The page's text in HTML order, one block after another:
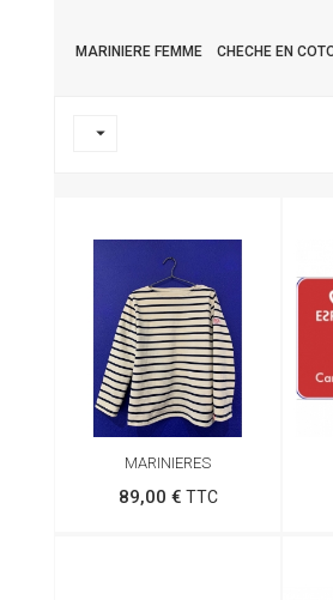
MARINIERE FEMME CHECHE EN

MARINIERES
89,00 € TTC